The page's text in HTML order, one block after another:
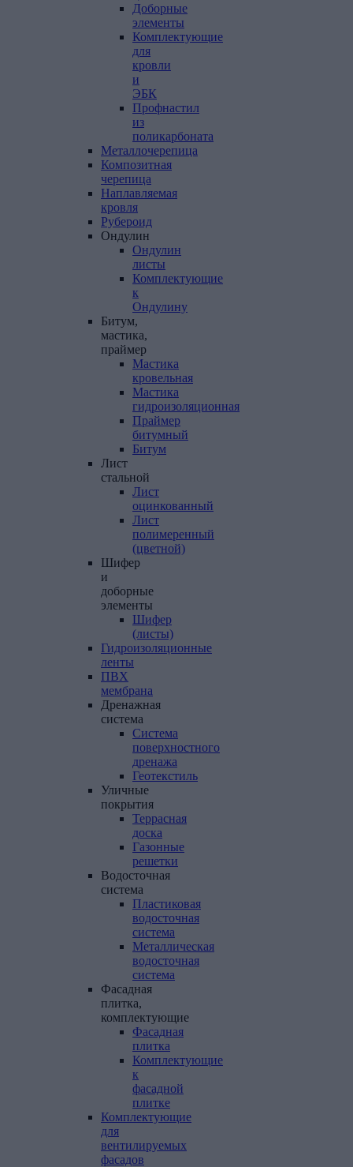
Доборные
элементы
Комплектующие
для
кровли
и
ЭБК
Профнастил
из
поликарбоната
Металлочерепица
Композитная
черепица
Наплавляемая
кровля
Рубероид
Ондулин
Ондулин
листы
Комплектующие
к
Ондулину
Битум,
мастика,
праймер
Мастика
кровельная
Мастика
гидроизоляционная
Праймер
битумный
Битум
Лист
стальной
Лист
оцинкованный
Лист
полимеренный
(цветной)
Шифер
и
доборные
элементы
Шифер
(листы)
Гидроизоляционные
ленты
ПВХ
мембрана
Дренажная
система
Система
поверхностного
дренажа
Геотекстиль
Уличные
покрытия
Террасная
доска
Газонные
решетки
Водосточная
система
Пластиковая
водосточная
система
Металлическая
водосточная
система
Фасадная
плитка,
комплектующие
Фасадная
плитка
Комплектующие
к
фасадной
плитке
Комплектующие
для
вентилируемых
фасадов